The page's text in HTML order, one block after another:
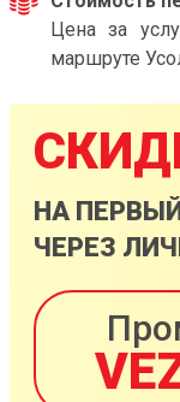
Цена за
маршруте
НА
ЧЕРЕЗ